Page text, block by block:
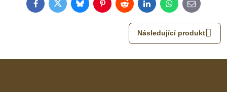
FacebookTwitterBlueskyPinterestRedditLinkedInWhatsApp
E-
mail
Následující produkt